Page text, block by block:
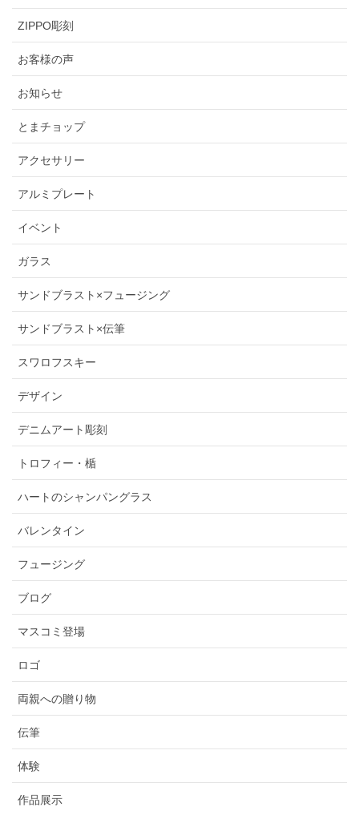
ZIPPO彫刻
お客様の声
お知らせ
とまチョップ
アクセサリー
アルミプレート
イベント
ガラス
サンドブラスト×フュージング
サンドブラスト×伝筆
スワロフスキー
デザイン
デニムアート彫刻
トロフィー・楯
ハートのシャンパングラス
バレンタイン
フュージング
ブログ
マスコミ登場
ロゴ
両親への贈り物
伝筆
体験
作品展示